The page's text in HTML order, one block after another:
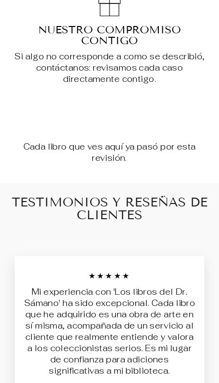
NUESTRO COMPROMISO
CONTIGO
Si algo no corresponde a como se describió,
contáctanos: revisamos cada caso
directamente contigo.
Cada libro que ves aquí ya pasó por esta
revisión.
TESTIMONIOS Y RESEÑAS DE
CLIENTES
★★★★★
Mi experiencia con 'Los libros del Dr.
Sámano' ha sido excepcional. Cada libro
que he adquirido es una obra de arte en
sí misma, acompañada de un servicio al
cliente que realmente entiende y valora
a los coleccionistas serios. Es mi lugar
de confianza para adiciones
significativas a mi biblioteca.